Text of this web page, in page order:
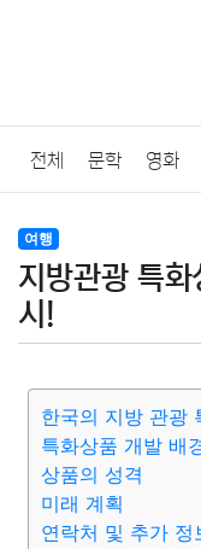
전체 문학 영화
법률
질병 가요 방송
요리 상품리뷰 원
대출 자동차
여행
지방관광 특
시!
한국의 지방 관광
특화상품 개발 배
상품의 성격
미래 계획
연락처 및 추가 정